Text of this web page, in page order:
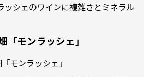
ッシェのワインに複雑さとミネラル
「モンラッシェ」